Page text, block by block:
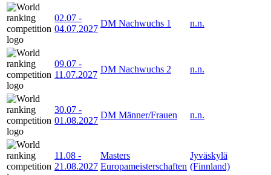
02.07 -
04.07.2027
DM Nachwuchs 1 n.n.
09.07 -
11.07.2027
DM Nachwuchs 2 n.n.
30.07 -
01.08.2027
DM Männer/Frauen n.n.
11.08 -
21.08.2027
Masters
Europameisterschaften
Jyväskylä
(Finnland)